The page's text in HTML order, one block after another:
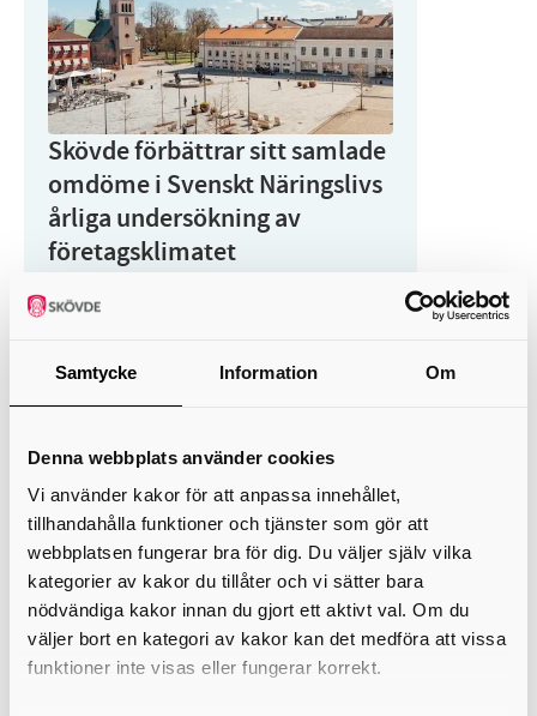
Samtycke Information Om
Denna webbplats använder cookies
Vi använder kakor för att anpassa innehållet,
tillhandahålla funktioner och tjänster som gör att
webbplatsen fungerar bra för dig. Du väljer själv vilka
kategorier av kakor du tillåter och vi sätter bara
nödvändiga kakor innan du gjort ett aktivt val. Om du
väljer bort en kategori av kakor kan det medföra att vissa
funktioner inte visas eller fungerar korrekt.
Skövde förbättrar sitt samlade
omdöme i Svenskt Näringslivs
årliga undersökning av
företagsklimatet
omdöme när 162 företag av 400
årliga und...
Näringsliv, företag och förening
Samhällsutveckling